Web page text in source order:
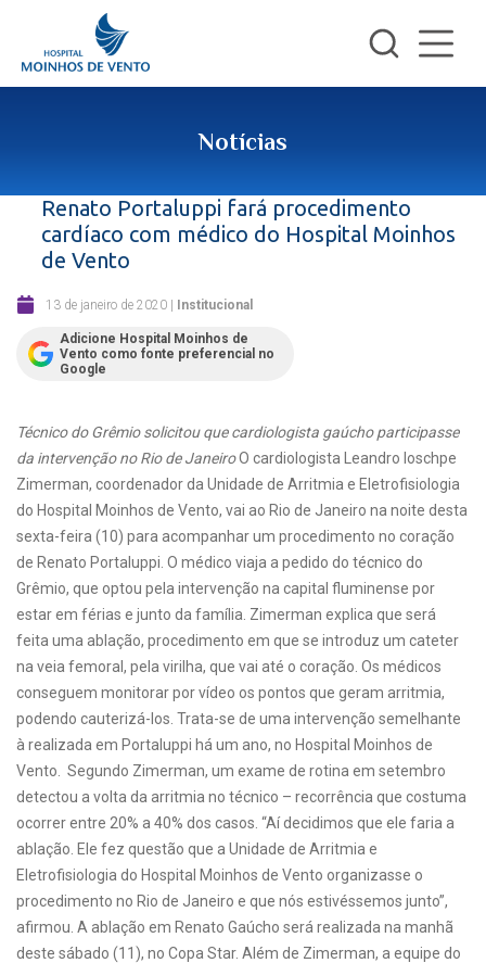
Notícias
Renato Portaluppi fará procedimento
cardíaco com médico do Hospital Moinhos
de Vento
13 de janeiro de 2020 | Institucional
Adicione Hospital Moinhos de
Vento como fonte preferencial no
Google
Técnico do Grêmio solicitou que cardiologista gaúcho participasse
da intervenção no Rio de JaneiroO cardiologista Leandro Ioschpe
Zimerman, coordenador da Unidade de Arritmia e Eletrofisiologia
do Hospital Moinhos de Vento, vai ao Rio de Janeiro na noite desta
sexta-feira (10) para acompanhar um procedimento no coração
de Renato Portaluppi. O médico viaja a pedido do técnico do
Grêmio, que optou pela intervenção na capital fluminense por
estar em férias e junto da família. Zimerman explica que será
feita uma ablação, procedimento em que se introduz um cateter
na veia femoral, pela virilha, que vai até o coração. Os médicos
conseguem monitorar por vídeo os pontos que geram arritmia,
podendo cauterizá-los. Trata-se de uma intervenção semelhante
à realizada em Portaluppi há um ano, no Hospital Moinhos de
Vento.
Segundo Zimerman, um exame de rotina em setembro
detectou a volta da arritmia no técnico – recorrência que costuma
ocorrer entre 20% a 40% dos casos. “Aí decidimos que ele faria a
ablação. Ele fez questão que a Unidade de Arritmia e
Eletrofisiologia do Hospital Moinhos de Vento organizasse o
procedimento no Rio de Janeiro e que nós estivéssemos junto”,
afirmou. A ablação em Renato Gaúcho será realizada na manhã
deste sábado (11), no Copa Star. Além de Zimerman, a equipe do